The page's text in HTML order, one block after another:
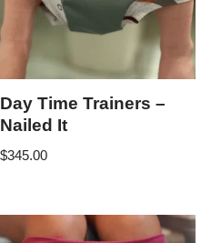
Day Time Trainers –
Nailed It
$345.00